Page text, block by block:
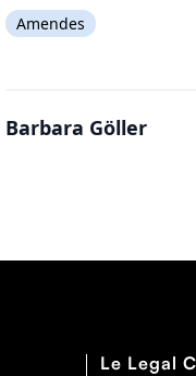
Amendes
Barbara Göller
Le Legal